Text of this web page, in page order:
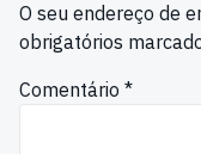
O seu endereço de
obrigatórios
Comentário *